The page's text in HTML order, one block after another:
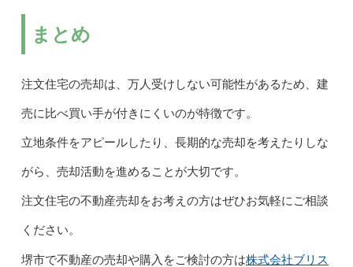
まとめ
注文住宅の売却は、万人受けしない可能性があるため、建
売に比べ買い手が付きにくいのが特徴です。
立地条件をアピールしたり、長期的な売却を考えたりしな
がら、売却活動を進めることが大切です。
注文住宅の不動産売却をお考えの方はぜひお気軽にご相談
ください。
堺市で不動産の売却や購入をご検討の方は株式会社ブリス